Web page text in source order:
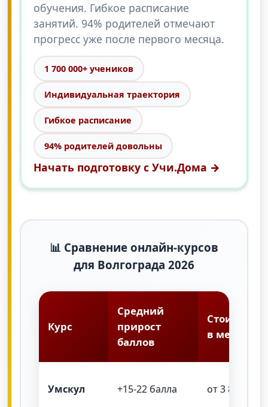
обучения. Гибкое расписание
занятий. 94% родителей отмечают
прогресс уже после первого месяца.
1 700 000+ учеников
Индивидуальная траектория
Гибкое расписание
94% родителей довольны
Начать подготовку с Учи.Дома →
📊 Сравнение онлайн-курсов
для Волгограда 2026
Курс
Средний
прирост
баллов
Стоимость
в месяц
Умскул +15-22 балла от 3 800 ₽